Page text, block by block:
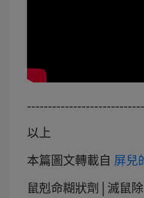
以上
本篇圖文轉載自 屏兒
鼠剋命糊狀劑│滅鼠